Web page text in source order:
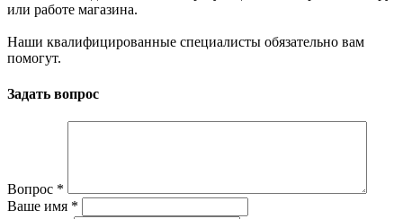
или работе магазина.
Наши квалифицированные специалисты обязательно вам
помогут.
Задать вопрос
Вопрос *
Ваше имя *